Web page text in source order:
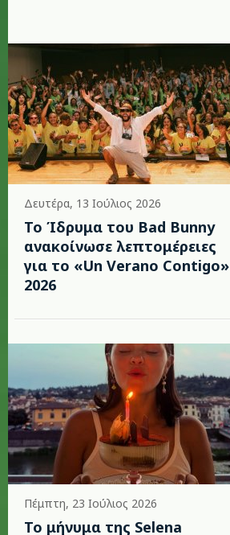
Δευτέρα, 13 Ιούλιος 2026
Το Ίδρυμα του Bad Bunny
ανακοίνωσε λεπτομέρειες
για το «Un Verano Contigo»
2026
Πέμπτη, 23 Ιούλιος 2026
Το μήνυμα της Selena